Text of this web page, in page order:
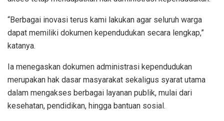
“Berbagai inovasi terus kami lakukan agar seluruh warga
dapat memiliki dokumen kependudukan secara lengkap,”
katanya.
Ia menegaskan dokumen administrasi kependudukan
merupakan hak dasar masyarakat sekaligus syarat utama
dalam mengakses berbagai layanan publik, mulai dari
kesehatan, pendidikan, hingga bantuan sosial.